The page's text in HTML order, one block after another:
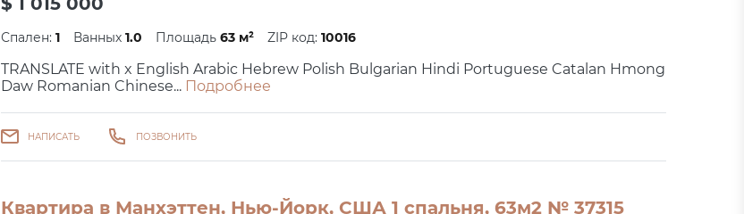
Спален: 1 Ванных 1.0 Площадь 63 м² ZIP код: 10016
TRANSLATE with x English Arabic Hebrew Polish Bulgarian Hindi Portuguese Catalan Hmong
Daw Romanian Chinese... Подробнее
НАПИСАТЬ ПОЗВОНИТЬ
Квартира в Манхэттен, Нью-Йорк, США 1 спальня, 63м2 № 37315